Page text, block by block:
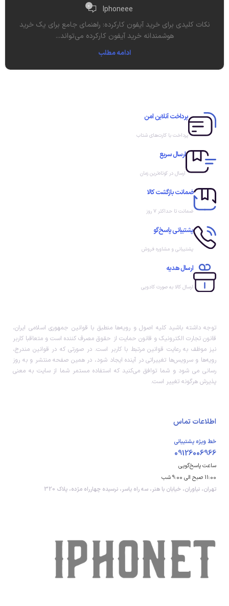
Iphoneee
0
نکات کلیدی برای خرید آیفون کارکرده: راهنمای جامع برای یک خرید
هوشمندانه خرید آیفون کارکرده می‌تواند...
ادامه مطلب
پرداخت آنلاین امن
پرداخت با کارت‌های شتاب
ارسال سریع
ارسال در کوتاه‌ترین زمان
ضمانت بازگشت کالا
ضمانت تا حداکثر ۷ روز
پشتیبانی پاسخ‌گو
پشتیبانی و مشاوره فروش
ارسال هدیه
ارسال کالا به صورت کادویی
توجه داشته باشید کلیه اصول و رویه‏‌ها منطبق با قوانین جمهوری اسلامی ایران،
قانون تجارت الکترونیک و قانون حمایت از حقوق مصرف کننده است و متعاقبا کاربر
نیز موظف به رعایت قوانین مرتبط با کاربر است. در صورتی که در قوانین مندرج،
رویه‏‌ها و سرویس‏‌ها تغییراتی در آینده ایجاد شود، در همین صفحه منتشر و به روز
رسانی می شود و شما توافق می‏‌کنید که استفاده مستمر شما از سایت به معنی
پذیرش هرگونه تغییر است.
اطلاعات تماس
خط ویژه پشتیبانی
09126006966
ساعت پاسخ‌گویی
11:00 صبح الی 9:00 شب
تهران، نیاوران، خیابان با هنر، سه راه یاسر، نرسیده چهارراه مژده، پلاک 320